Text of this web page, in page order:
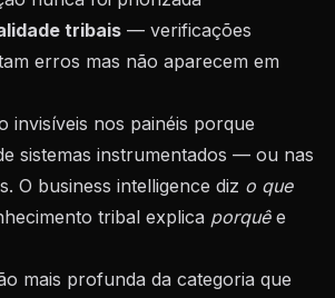
tribais — verificações
erros mas não aparecem em
invisíveis nos painéis porque
sistemas instrumentados — ou nas
O business intelligence diz o que
tribal explica porquêe
mais profunda da categoria que